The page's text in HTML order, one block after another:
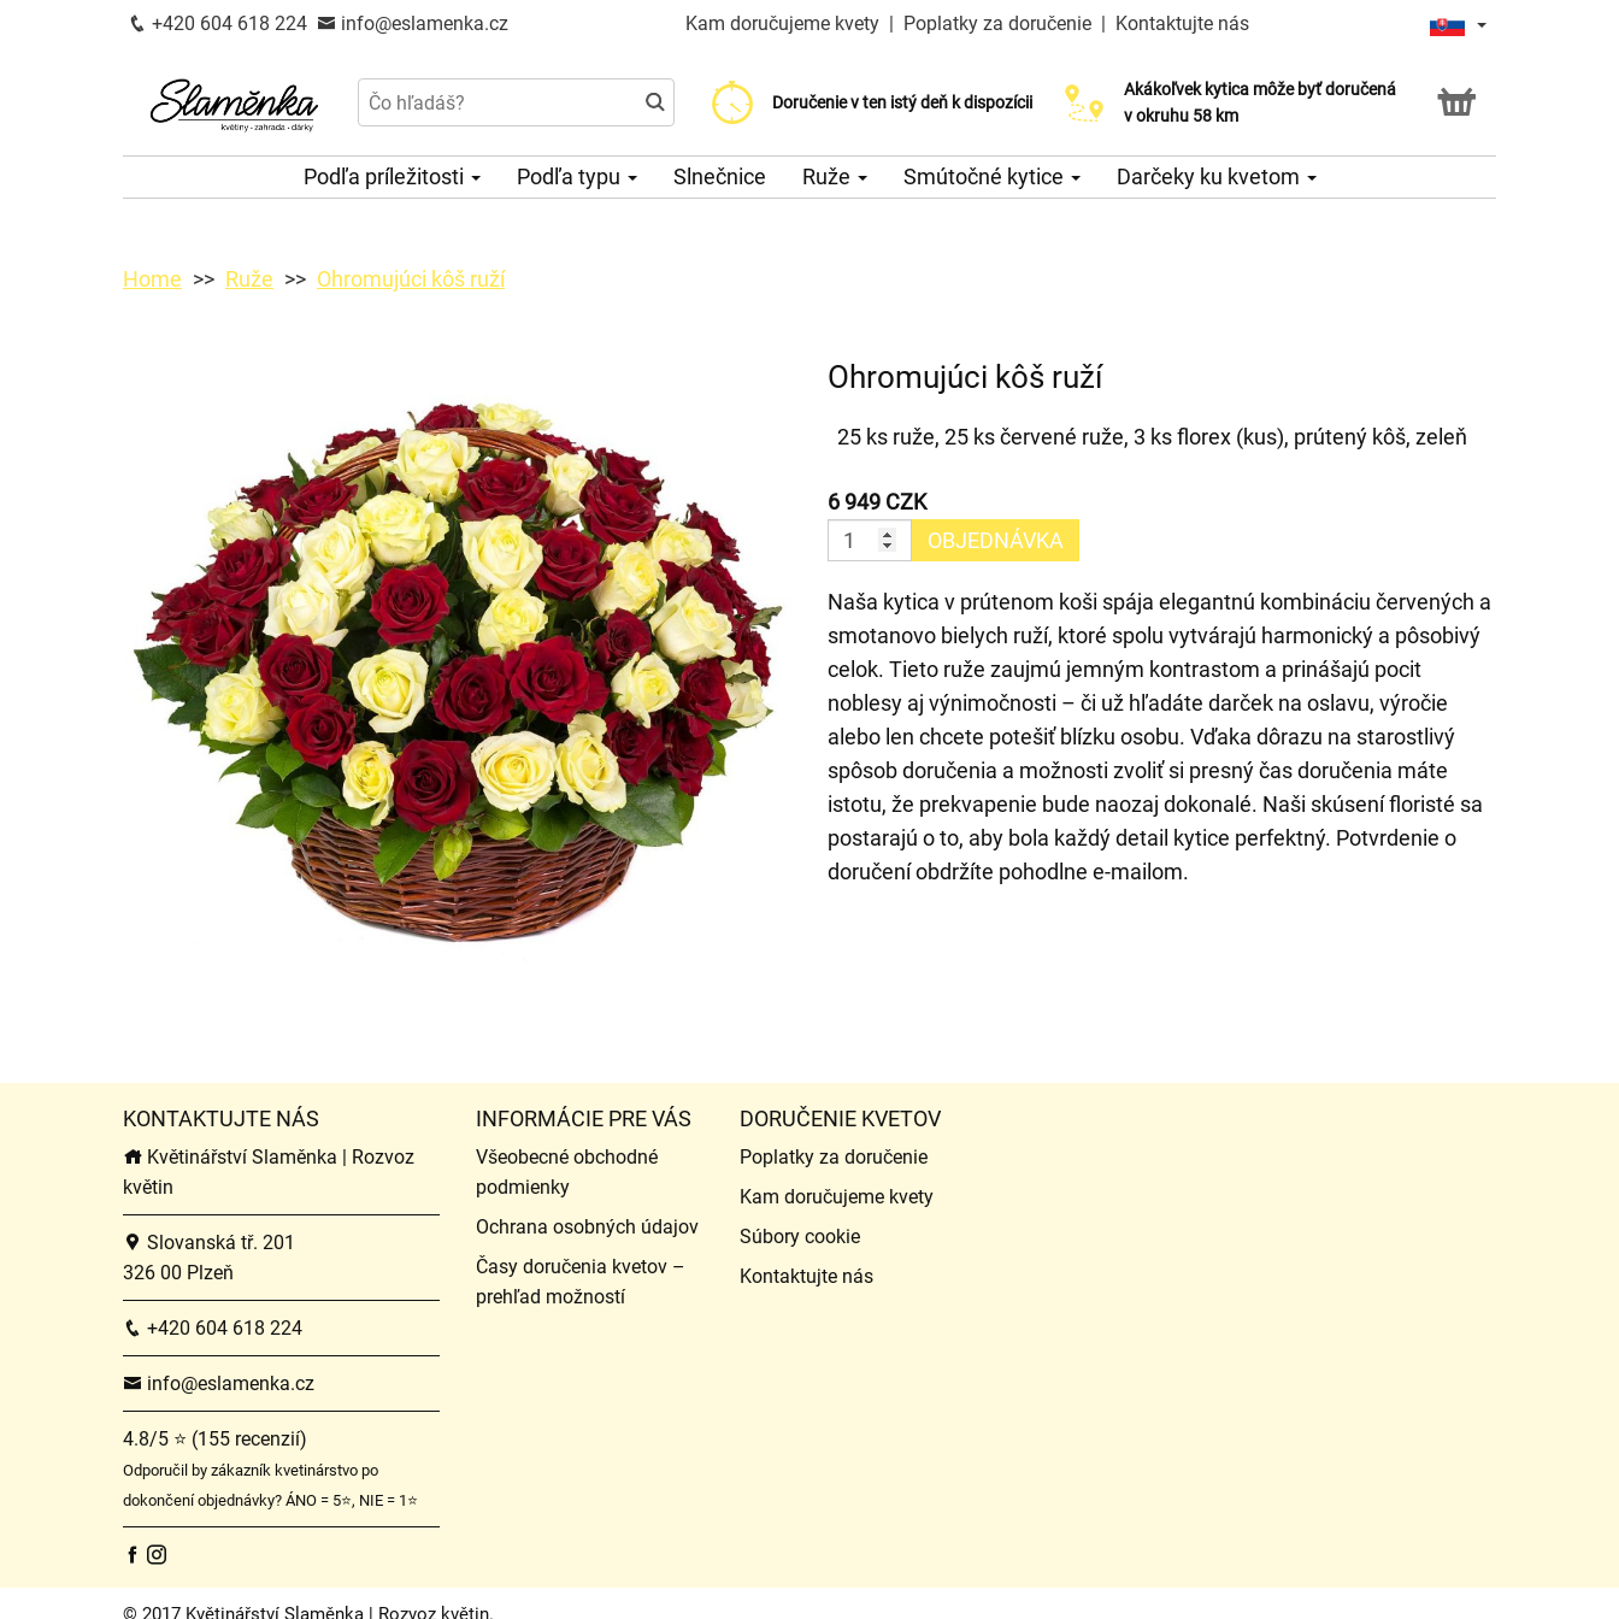
+420 604 618 224 info@eslamenka.cz Kam doručujeme kvety | Poplatky za doručenie | Kontaktujte nás
Doručenie v ten istý deň k dispozícii
Poplatok za doručenie od 200 CZK
Vyberte si dátum doručenia
Akákoľvek kytica môže byť doručená
v okruhu 58 km
Podľa príležitosti Podľa typu Slnečnice Ruže Smútočné kytice Darčeky ku kvetom
Home Ruže Ohromujúci kôš ruží
Ohromujúci kôš ruží
25 ks ruže, 25 ks červené ruže, 3 ks florex (kus), prútený kôš, zeleň
6 949 CZK
OBJEDNÁVKA
Naša kytica v prútenom koši spája elegantnú kombináciu červených a
smotanovo bielych ruží, ktoré spolu vytvárajú harmonický a pôsobivý
celok. Tieto ruže zaujmú jemným kontrastom a prinášajú pocit
noblesy aj výnimočnosti – či už hľadáte darček na oslavu, výročie
alebo len chcete potešiť blízku osobu. Vďaka dôrazu na starostlivý
spôsob doručenia a možnosti zvoliť si presný čas doručenia máte
istotu, že prekvapenie bude naozaj dokonalé. Naši skúsení floristé sa
postarajú o to, aby bola každý detail kytice perfektný. Potvrdenie o
doručení obdržíte pohodlne e-mailom.
KONTAKTUJTE NÁS
Květinářství Slaměnka | Rozvoz
květin
Slovanská tř. 201
326 00 Plzeň
+420 604 618 224
info@eslamenka.cz
4.8/5 ⭐ (155 recenzií)
Odporučil by zákazník kvetinárstvo po
dokončení objednávky? ÁNO = 5⭐, NIE = 1⭐
INFORMÁCIE PRE VÁS
Všeobecné obchodné
podmienky
Ochrana osobných údajov
Časy doručenia kvetov –
prehľad možností
DORUČENIE KVETOV
Poplatky za doručenie
Kam doručujeme kvety
Súbory cookie
Kontaktujte nás
© 2017 Květinářství Slaměnka | Rozvoz květin.